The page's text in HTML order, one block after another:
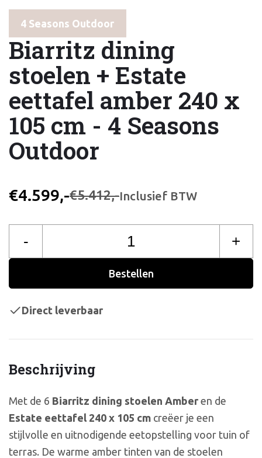
4 Seasons Outdoor
Biarritz dining
stoelen + Estate
eettafel amber 240 x
105 cm - 4 Seasons
Outdoor
€4.599,-€5.412,-Inclusief BTW
Beschrijving
Met de 6 Biarritz dining stoelen Amber en de
Estate eettafel 240 x 105 cm creëer je een
stijlvolle en uitnodigende eetopstelling voor tuin of
terras. De warme amber tinten van de stoelen
- +
Bestellen
Direct leverbaar